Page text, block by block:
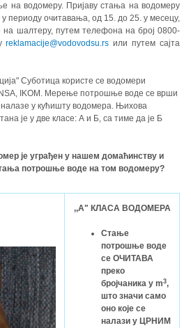
на водомеру. Пријаву стања на водомеру
периоду очитавања, од 15. до 25. у месецу,
шалтеру, путем телефона на број 0800-
reklamacije@vodovodsu.rs или путем сајта
Суботица користе се водомери
IKOM. Мерење потрошње воде се врши
у кућишту водомера. Њихова
је у две класе: А и Б, са тиме да је Б
је уграђен у нашем домаћинству и
потрошње воде на том водомеру?
,,А" КЛАСА ВОДОМЕРА
Стање
потрошње воде
се ОЧИТАВА
преко
бројчаника у m3,
што значи само
оно које се
налази у ЦРНИМ